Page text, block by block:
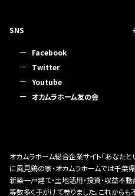
SNS
Facebook
Twitter
Youtube
オカムラホーム友の会
オカムラホーム総合企業サイト「あなたと
に風見鶏の家・オカムラホームでは千葉
新築一戸建て・土地活用・投資・収益不
等数多く手がけて参りました。これから